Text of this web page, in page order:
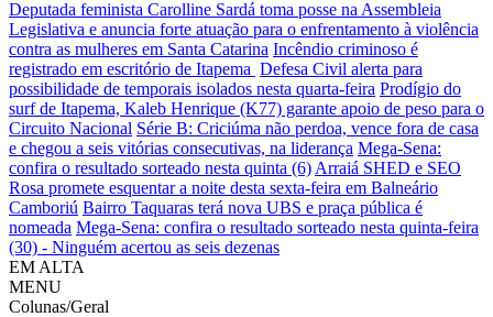
Deputada feminista Carolline Sardá toma posse na Assembleia
Legislativa e anuncia forte atuação para o enfrentamento à violência
contra as mulheres em Santa Catarina Incêndio criminoso é
registrado em escritório de Itapema Defesa Civil alerta para
possibilidade de temporais isolados nesta quarta-feira Prodígio do
surf de Itapema, Kaleb Henrique (K77) garante apoio de peso para o
Circuito Nacional Série B: Criciúma não perdoa, vence fora de casa
e chegou a seis vitórias consecutivas, na liderança Mega-Sena:
confira o resultado sorteado nesta quinta (6) Arraiá SHED e SEO
Rosa promete esquentar a noite desta sexta-feira em Balneário
Camboriú Bairro Taquaras terá nova UBS e praça pública é
nomeada Mega-Sena: confira o resultado sorteado nesta quinta-feira
(30) - Ninguém acertou as seis dezenas
EM ALTA
MENU
Colunas/Geral